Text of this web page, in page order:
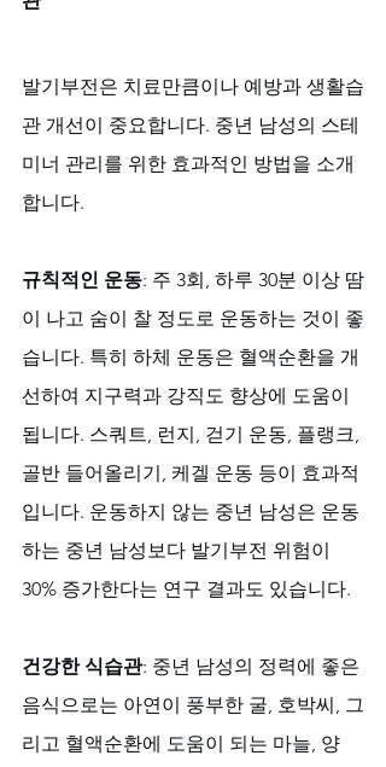
발기부전은 치료만큼이나 예방과 생활습
관 개선이 중요합니다. 중년 남성의 스테
미너 관리를 위한 효과적인 방법을 소개
합니다.
규칙적인 운동: 주 3회, 하루 30분 이상 땀
이 나고 숨이 찰 정도로 운동하는 것이 좋
습니다. 특히 하체 운동은 혈액순환을 개
선하여 지구력과 강직도 향상에 도움이
됩니다. 스쿼트, 런지, 걷기 운동, 플랭크,
골반 들어올리기, 케겔 운동 등이 효과적
입니다. 운동하지 않는 중년 남성은 운동
하는 중년 남성보다 발기부전 위험이
30% 증가한다는 연구 결과도 있습니다.
건강한 식습관: 중년 남성의 정력에 좋은
음식으로는 아연이 풍부한 굴, 호박씨, 그
리고 혈액순환에 도움이 되는 마늘, 양